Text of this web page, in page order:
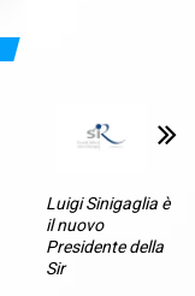
Luigi Sinigaglia è
il nuovo
Presidente della
Sir